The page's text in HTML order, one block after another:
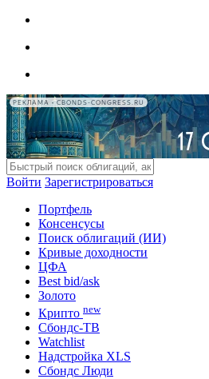
РЕКЛАМА • CBONDS-CONGRESS.RU
Войти Зарегистрироваться
Портфель
Консенсусы
Поиск облигаций (ИИ)
Кривые доходности
ЦФА
Best bid/ask
Золото
Крипто new
Сбондс-ТВ
Watchlist
Надстройка XLS
Сбондс Люди